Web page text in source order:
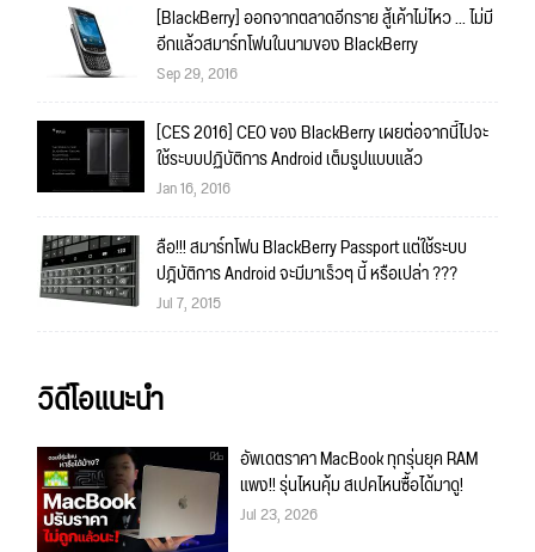
[BlackBerry] ออกจากตลาดอีกราย สู้เค้าไม่ไหว ... ไม่มี
อีกแล้วสมาร์ทโฟนในนามของ BlackBerry
Sep 29, 2016
[CES 2016] CEO ของ BlackBerry เผยต่อจากนี้ไปจะ
ใช้ระบบปฏิบัติการ Android เต็มรูปแบบแล้ว
Jan 16, 2016
ลือ!!! สมาร์ทโฟน BlackBerry Passport แต่ใช้ระบบ
ปฎิบัติการ Android จะมีมาเร็วๆ นี้ หรือเปล่า ???
Jul 7, 2015
วิดีโอแนะนำ
อัพเดตราคา MacBook ทุกรุ่นยุค RAM
แพง!! รุ่นไหนคุ้ม สเปคไหนซื้อได้มาดู!
Jul 23, 2026